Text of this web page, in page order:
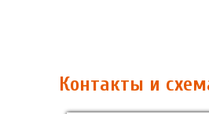
Контакты и